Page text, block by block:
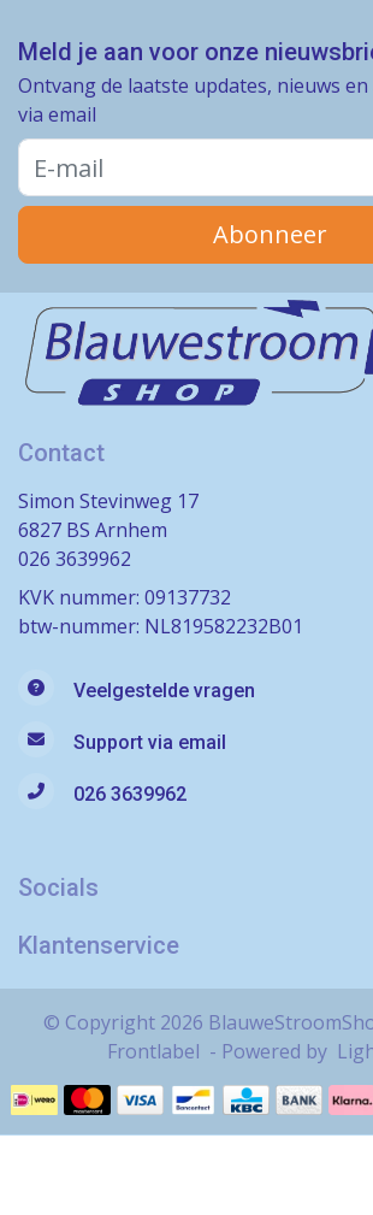
Meld je aan voor onze
Ontvang de laatste updates, nieuws
via email
Abonneer
Contact
Simon Stevinweg 17
6827 BS Arnhem
026 3639962
KVK nummer: 09137732
btw-nummer: NL819582232B01
Veelgestelde vragen
Support via email
026 3639962
Socials
Klantenservice
© Copyright 2026
Frontlabel - Powered by